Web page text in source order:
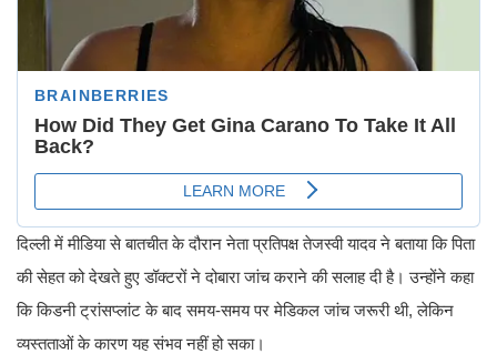
दिल्ली में मीडिया से बातचीत के दौरान नेता प्रतिपक्ष तेजस्वी यादव ने बताया कि पिता
की सेहत को देखते हुए डॉक्टरों ने दोबारा जांच कराने की सलाह दी है। उन्होंने कहा
कि किडनी ट्रांसप्लांट के बाद समय-समय पर मेडिकल जांच जरूरी थी, लेकिन
व्यस्तताओं के कारण यह संभव नहीं हो सका।